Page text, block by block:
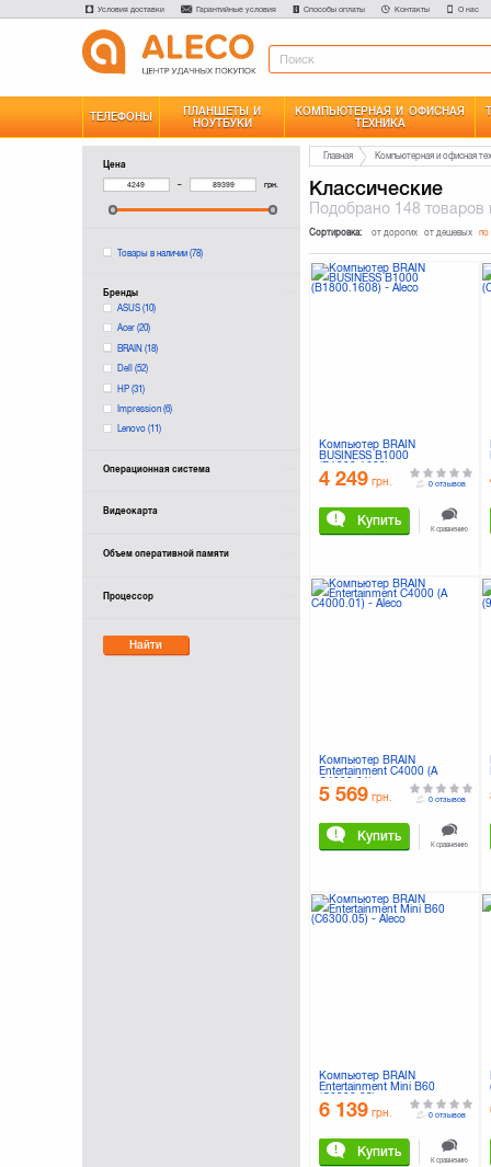
Условия доставки Гарантийные условия Способы оплаты Контакты О нас
ТЕЛЕФОНЫ
ПЛАНШЕТЫ И
НОУТБУКИ
КОМПЬЮТЕРНАЯ И ОФИСНАЯ
ТЕХНИКА
Цена
– грн.
Товары в наличии(78)
Бренды
ASUS(10)
Acer(20)
BRAIN(18)
Dell(52)
HP(31)
Impression(6)
Lenovo(11)
Операционная система
Видеокарта
Объем оперативной памяти
Процессор
Найти
Главная Компьютерная и офисная
Классические
Подобрано 148 товаров
Сортировка: от дорогих от дешевых по
Компьютер BRAIN
BUSINESS B1000
(B1800.1608)
4 249 грн.
Купить
0 отзывов
К сравнению
Компьютер BRAIN
Entertainment С4000 (А
C4000.01)
5 569 грн.
Купить
0 отзывов
К сравнению
Компьютер BRAIN
Entertainment Mini B60
(C6300.05)
6 139 грн.
Купить
0 отзывов
К сравнению